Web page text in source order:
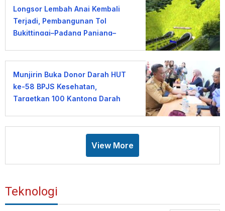
Longsor Lembah Anai Kembali
Terjadi, Pembangunan Tol
Bukittinggi–Padang Panjang–
Munjirin Buka Donor Darah HUT
ke-58 BPJS Kesehatan,
Targetkan 100 Kantong Darah
View More
Teknologi